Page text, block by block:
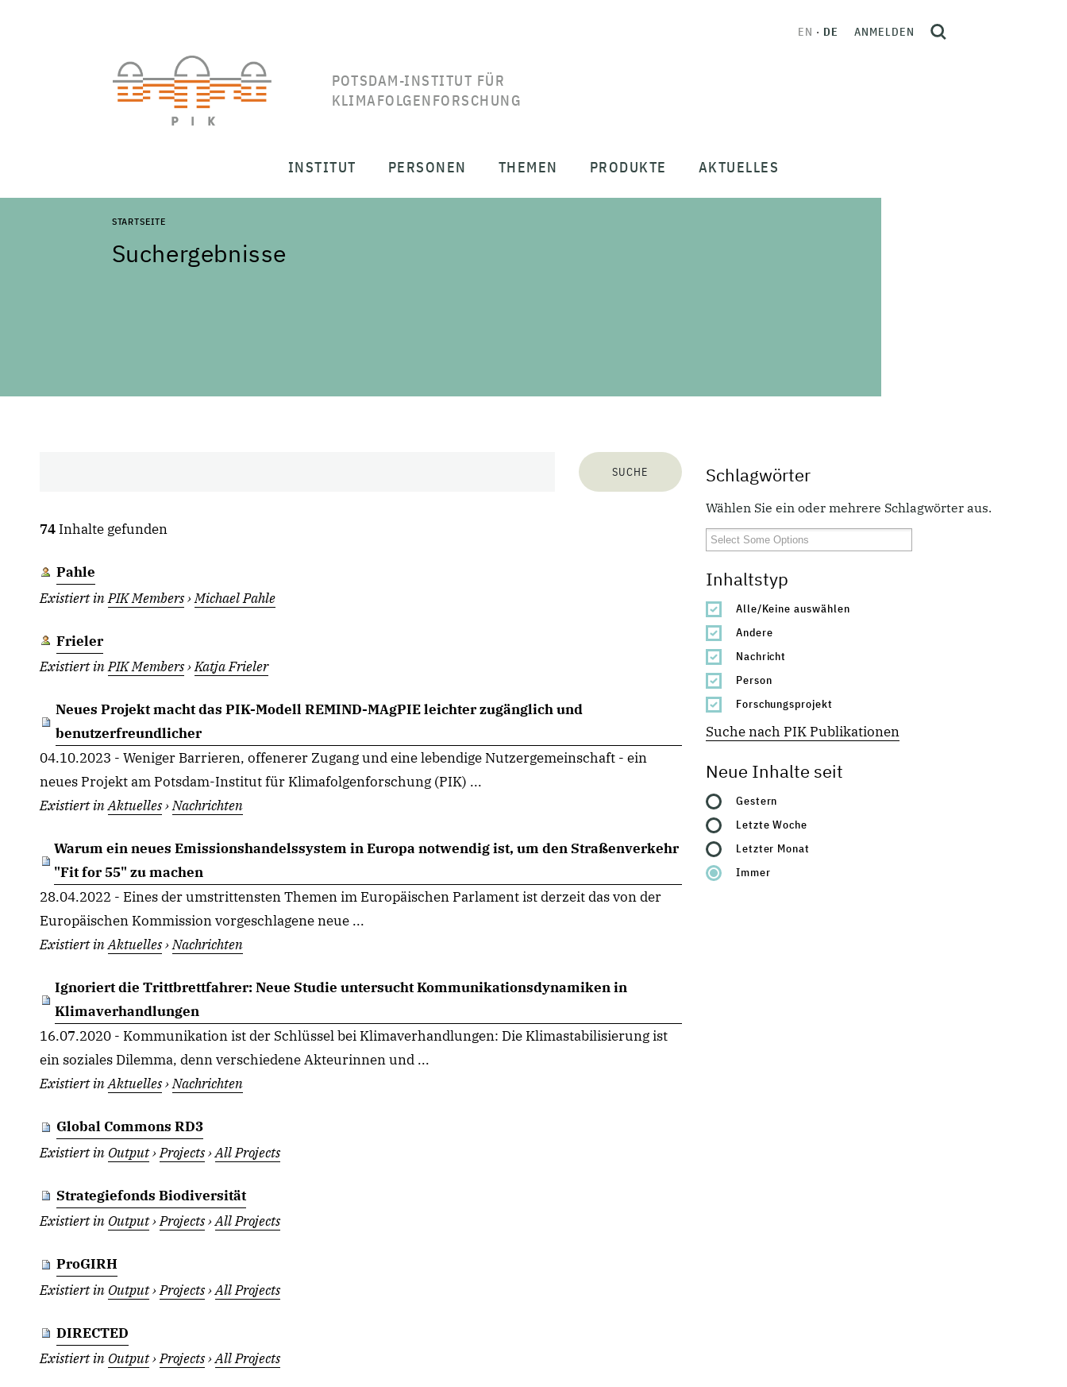
POTSDAM-INSTITUT FÜR
KLIMAFOLGENFORSCHUNG
EN DE ANMELDEN
INSTITUT PERSONEN THEMEN PRODUKTE AKTUELLES
STARTSEITE
Suchergebnisse
Schlagwörter
Wählen Sie ein oder mehrere Schlagwörter aus.
Inhaltstyp
Alle/Keine auswählen
Andere
Nachricht
Person
Forschungsprojekt
Suche nach PIK Publikationen
Neue Inhalte seit
Gestern
Letzte Woche
Letzter Monat
Immer
74 Inhalte gefunden
Pahle
Existiert inPIK Members›Michael Pahle
Frieler
Existiert inPIK Members›Katja Frieler
Neues Projekt macht das PIK-Modell REMIND-MAgPIE leichter zugänglich und
benutzerfreundlicher
04.10.2023 - Weniger Barrieren, offenerer Zugang und eine lebendige Nutzergemeinschaft - ein
neues Projekt am Potsdam-Institut für Klimafolgenforschung (PIK) ...
Existiert inAktuelles›Nachrichten
Warum ein neues Emissionshandelssystem in Europa notwendig ist, um den Straßenverkehr
"Fit for 55" zu machen
28.04.2022 - Eines der umstrittensten Themen im Europäischen Parlament ist derzeit das von der
Europäischen Kommission vorgeschlagene neue ...
Existiert inAktuelles›Nachrichten
Ignoriert die Trittbrettfahrer: Neue Studie untersucht Kommunikationsdynamiken in
Klimaverhandlungen
16.07.2020 - Kommunikation ist der Schlüssel bei Klimaverhandlungen: Die Klimastabilisierung ist
ein soziales Dilemma, denn verschiedene Akteurinnen und ...
Existiert inAktuelles›Nachrichten
Global Commons RD3
Existiert in Output›Projects›All Projects
Strategiefonds Biodiversität
Existiert in Output›Projects›All Projects
ProGIRH
Existiert in Output›Projects›All Projects
DIRECTED
Existiert in Output›Projects›All Projects